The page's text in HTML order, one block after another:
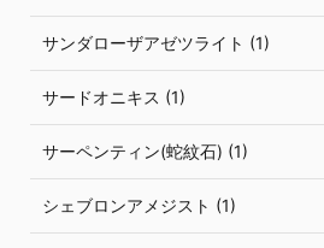
サンダローザアゼツライト (1)
サードオニキス (1)
サーペンティン(蛇紋石) (1)
シェブロンアメジスト (1)